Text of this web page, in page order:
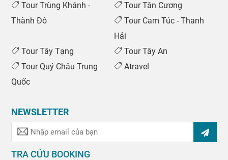
Tour Trùng Khánh -
Thành Đô
Tour Tân Cương
Tour Cam Túc - Thanh
Hải
Tour Tây Tạng
Tour Tây An
Tour Quý Châu Trung
Quốc
Atravel
NEWSLETTER
TRA CỨU BOOKING